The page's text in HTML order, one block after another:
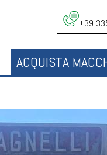
+39
ACQUISTA
FORMATI